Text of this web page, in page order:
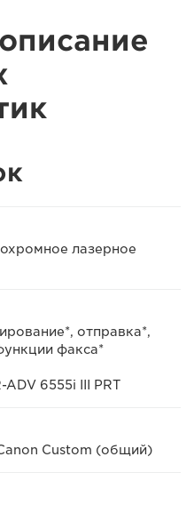
лазерное
отправка*,
факса*
6555i III PRT
Custom (общий)